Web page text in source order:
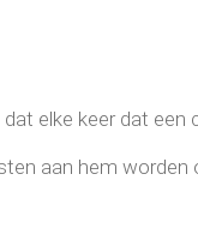
elke keer dat
aan hem worden